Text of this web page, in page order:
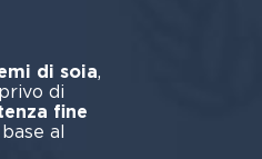
di soia,
di
fine
al